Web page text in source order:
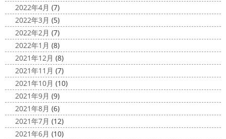
2022年4月 (7)
2022年3月 (5)
2022年2月 (7)
2022年1月 (8)
2021年12月 (8)
2021年11月 (7)
2021年10月 (10)
2021年9月 (9)
2021年8月 (6)
2021年7月 (12)
2021年6月 (10)